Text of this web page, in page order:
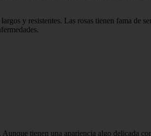
y resistentes. Las rosas tienen fama de
tienen una apariencia algo delicada